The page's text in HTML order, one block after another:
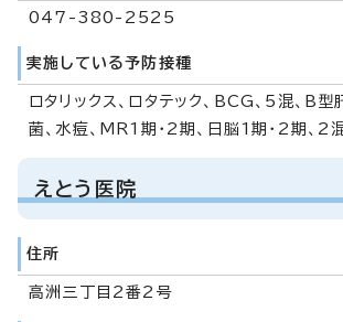
047-380-2525
実施している予防接種
ロタリックス、ロタテック、BCG、5混、B
菌、水痘、MR1期・2期、日脳1期・2期、2
えとう医院
住所
高洲三丁目2番2号